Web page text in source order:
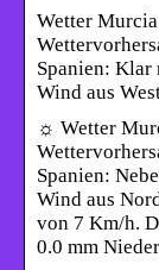
Wetter
Spanien: Klar
Wind aus
☼ Wetter
Spanien:
Wind aus
von 7 Km/h.
0.0 mm